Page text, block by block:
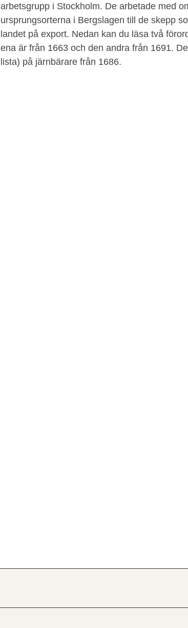
arbetsgrupp i Stockholm. De arbetade med
ursprungsorterna i Bergslagen till de skepp
landet på export. Nedan kan du läsa två
ena är från 1663 och den andra från 1691.
lista) på järnbärare från 1686.